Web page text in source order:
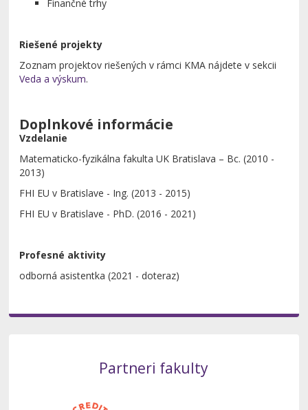
Finančné trhy
Riešené projekty
Zoznam projektov riešených v rámci KMA nájdete v sekcii
Veda a výskum.
Doplnkové informácie
Vzdelanie
Matematicko-fyzikálna fakulta UK Bratislava – Bc. (2010 -
2013)
FHI EU v Bratislave - Ing. (2013 - 2015)
FHI EU v Bratislave - PhD. (2016 - 2021)
Profesné aktivity
odborná asistentka (2021 - doteraz)
Partneri fakulty